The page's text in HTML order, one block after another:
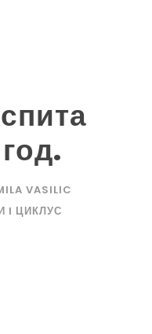
VASILIC
I ЦИКЛУС